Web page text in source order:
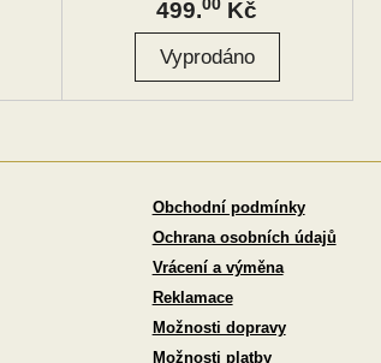
499. Kč
Obchodní podmínky
Ochrana osobních údajů
Vrácení a výměna
Reklamace
Možnosti dopravy
Možnosti platby